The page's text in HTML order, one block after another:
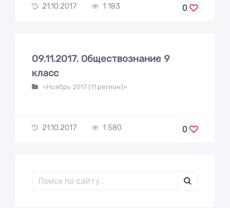
21.10.2017 1 183 0
09.11.2017. Обществознание 9
класс
«Ноябрь 2017 (11 регион)»
21.10.2017 1 580 0